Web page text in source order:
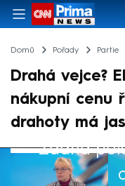
Domů Pořady Partie
Drahá vejce?
nákupní cenu
drahoty má
Žádná